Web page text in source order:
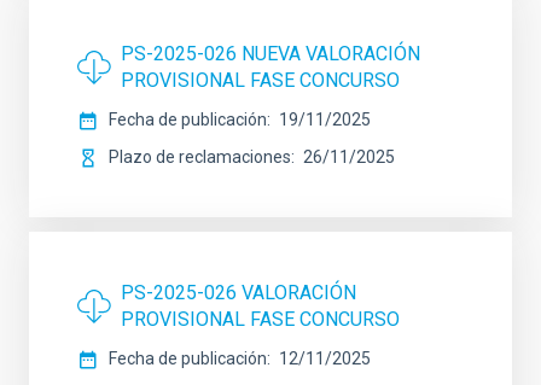
PS-2025-026 NUEVA VALORACIÓN
PROVISIONAL FASE CONCURSO
Fecha de publicación
19/11/2025
Plazo de reclamaciones
26/11/2025
PS-2025-026 VALORACIÓN
PROVISIONAL FASE CONCURSO
Fecha de publicación
12/11/2025